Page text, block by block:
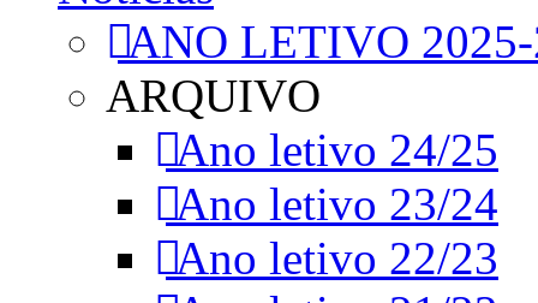
ANO LETIVO
ARQUIVO
Ano letivo 24/25
Ano letivo 23/24
Ano letivo 22/23